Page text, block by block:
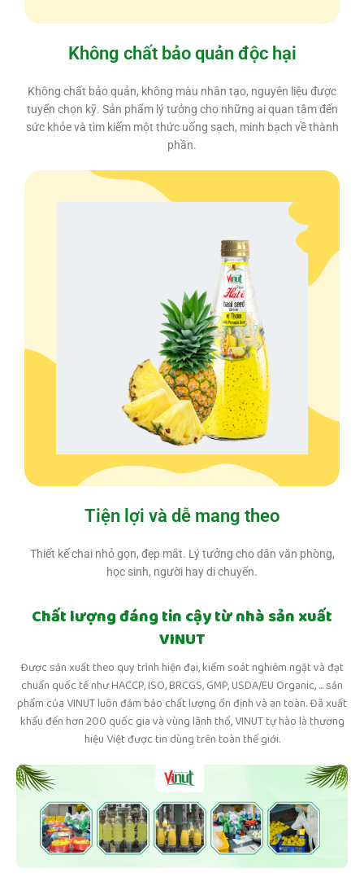
Không chất bảo quản độc hại
Không chất bảo quản, không màu nhân tạo, nguyên liệu được
tuyển chọn kỹ. Sản phẩm lý tưởng cho những ai quan tâm đến
sức khỏe và tìm kiếm một thức uống sạch, minh bạch về thành
phần.
Tiện lợi và dễ mang theo
Thiết kế chai nhỏ gọn, đẹp mắt. Lý tưởng cho dân văn phòng,
học sinh, người hay di chuyển.
Chất lượng đáng tin cậy từ nhà sản xuất
VINUT
Được sản xuất theo quy trình hiện đại, kiểm soát nghiêm ngặt và đạt
chuẩn quốc tế như HACCP, ISO, BRCGS, GMP, USDA/EU Organic, ... sản
phẩm của VINUT luôn đảm bảo chất lượng ổn định và an toàn. Đã xuất
khẩu đến hơn 200 quốc gia và vùng lãnh thổ, VINUT tự hào là thương
hiệu Việt được tin dùng trên toàn thế giới.